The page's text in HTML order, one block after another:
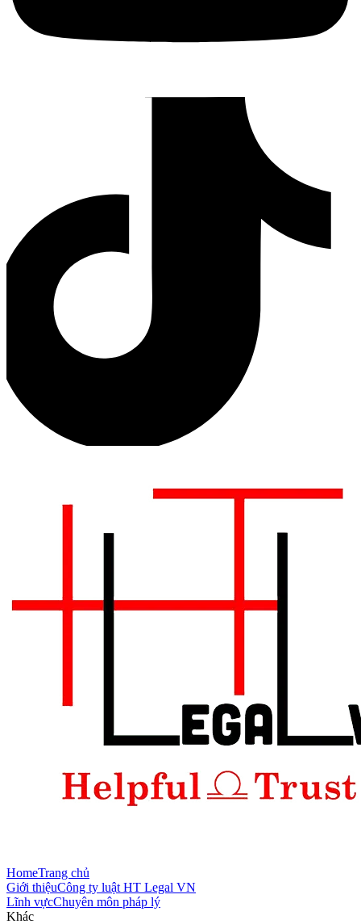
HomeTrang chủ
Giới thiệuCông ty luật HT Legal VN
Lĩnh vựcChuyên môn pháp lý
Khác